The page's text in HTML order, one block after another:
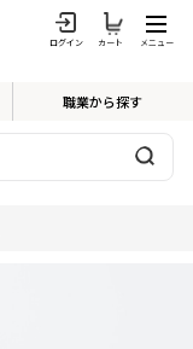
ログイン カート メニュー
職業から探す